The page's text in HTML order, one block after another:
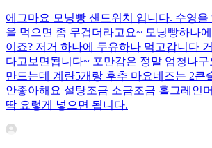
에그마요 모닝빵 샌드위치 입니다. 수영
을 먹으면 좀 무겁더라고요~ 모닝빵하나
이죠? 저거 하나에 두유하나 먹고갑니다
다고보면됩니다~ 포만감은 정말 엄청나구
만드는데 계란5개랑 후추 마요네즈는 2큰
안좋아해요 설탕조금 소금조금 홀그레인
딱 요렇게 넣으면 됩니다.